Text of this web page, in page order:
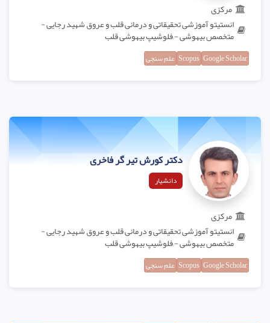
مرکزی
انستیتو آموزشی تحقیقاتی و درمانی قلب و عروق شهید رجایی -
متخصص بیهوشی - فلوشیپ بیهوشی قلب
Google Scholar
Scopus علم سنجی
دکتر کورش تیر گر فاخری
دانشیار
مرکزی
انستیتو آموزشی تحقیقاتی و درمانی قلب و عروق شهید رجایی -
متخصص بیهوشی - فلوشیپ بیهوشی قلب
Google Scholar
Scopus علم سنجی